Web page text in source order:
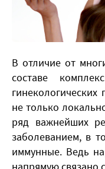
В отличие от
составе
не только
ряд важнейших
заболеванием, в
иммунные. Ведь
напрямую связано